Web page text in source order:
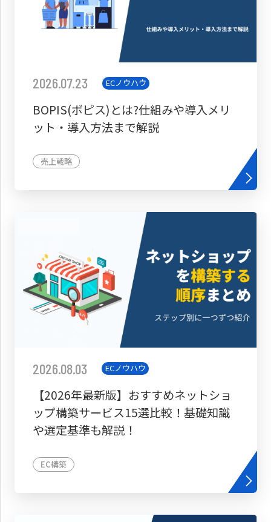
2026.07.23 ECノウハウ
BOPIS(ボピス)とは?仕組みや導入メリ
ット・導入方法まで解説
売上戦略
2026.08.03 ECノウハウ
【2026年最新版】おすすめネットショ
ップ構築サービス15選比較！基礎知識
や選定基準も解説！
EC構築